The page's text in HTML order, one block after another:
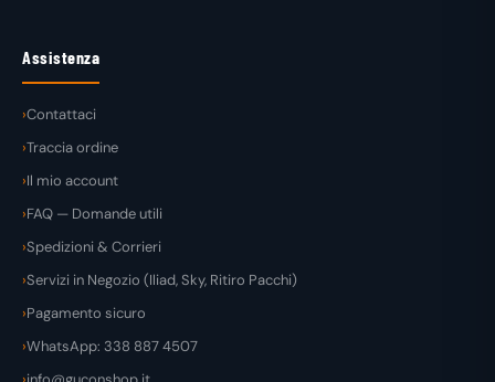
Assistenza
Contattaci
Traccia ordine
Il mio account
FAQ — Domande utili
Spedizioni & Corrieri
Servizi in Negozio (Iliad, Sky, Ritiro Pacchi)
Pagamento sicuro
WhatsApp: 338 887 4507